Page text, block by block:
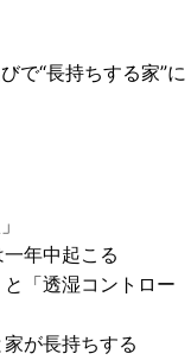
で“長持ちする家”に
年中起こる
「透湿コントロー
が長持ちする